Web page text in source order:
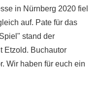
in Nürnberg 2020 fiel
auf. Pate für das
stand der
Etzold. Buchautor
Wir haben für euch ein